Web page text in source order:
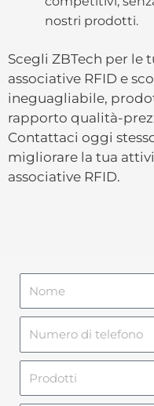
nostri prodotti.
Scegli ZBTech per le
associative RFID e
ineguagliabile,
rapporto qualità-
Contattaci oggi
migliorare la tua
associative RFID.
m
m